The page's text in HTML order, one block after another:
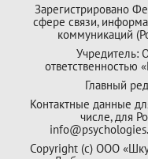
Зарегистрировано
сфере связи,
коммуникаций
Учредитель:
ответственностью
Главный
Контактные данные
числе, для
Copyright (с) ООО